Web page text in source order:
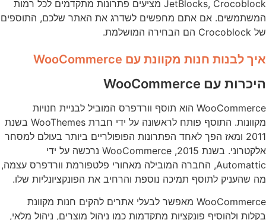
JetBlocks, Crocoblock מציעים פתרונות מתקדמים לכל רמות
המשתמשים. אם אתם מחפשים לשדרג את האתר שלכם, התוספים
של Crocoblock הם הבחירה המושלמת.
איך לבנות חנות מקוונת עם WooCommerce
היכרות עם WooCommerce
WooCommerce הוא תוסף וורדפרס המוביל לבניית חנויות
מקוונות. התוסף פותח לראשונה על ידי חברת WooThemes בשנת
2011 ומאז הפך לאחד הפתרונות הפופולריים ביותר בעולם למסחר
אלקטרוני. בשנת 2015, WooCommerce נרכשה על ידי
Automattic, החברה המובילה מאחורי פלטפורמת וורדפרס עצמה,
מה שהעניק לתוסף תמיכה נוספת והרחיב את הפונקציונליות שלו.
WooCommerce מאפשר לבעלי אתרים להקים חנות מקוונת
בקלות ולהוסיף פונקציות מתקדמות כמו ניהול מוצרים, ניהול מלאי,